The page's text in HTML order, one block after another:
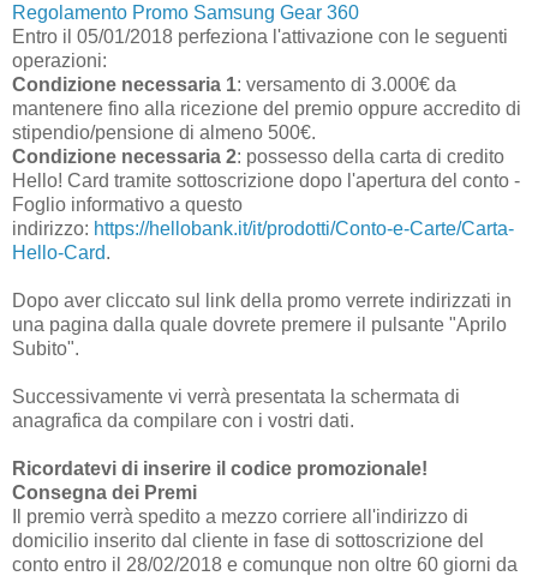
Regolamento Promo Samsung Gear 360
Entro il 05/01/2018 perfeziona l'attivazione con le seguenti
operazioni:
Condizione necessaria 1: versamento di 3.000€ da
mantenere fino alla ricezione del premio oppure accredito di
stipendio/pensione di almeno 500€.
Condizione necessaria 2: possesso della carta di credito
Hello! Card tramite sottoscrizione dopo l'apertura del conto -
Foglio informativo a questo
indirizzo: https://hellobank.it/it/prodotti/Conto-e-Carte/Carta-
Hello-Card.
Dopo aver cliccato sul link della promo verrete indirizzati in
una pagina dalla quale dovrete premere il pulsante "Aprilo
Subito".
Successivamente vi verrà presentata la schermata di
anagrafica da compilare con i vostri dati.
Ricordatevi di inserire il codice promozionale!
Consegna dei Premi
Il premio verrà spedito a mezzo corriere all'indirizzo di
domicilio inserito dal cliente in fase di sottoscrizione del
conto entro il 28/02/2018 e comunque non oltre 60 giorni da